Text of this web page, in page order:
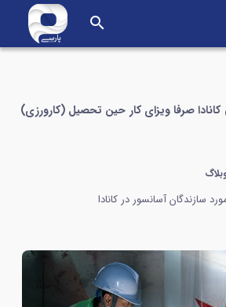
search
صرفا ویزای کار حین تحصیل (کارورزی)
سازندگان آسانسور در کانادا